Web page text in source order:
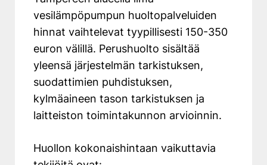
vesilämpöpumpun huoltopalveluiden
hinnat vaihtelevat tyypillisesti 150-350
euron välillä. Perushuolto sisältää
yleensä järjestelmän tarkistuksen,
suodattimien puhdistuksen,
kylmäaineen tason tarkistuksen ja
laitteiston toimintakunnon arvioinnin.
Huollon kokonaishintaan vaikuttavia